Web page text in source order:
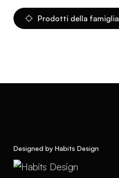
Prodotti della famiglia
Designed by Habits Design